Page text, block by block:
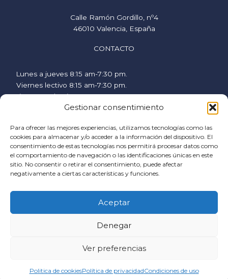
Gestionar consentimiento
Para ofrecer las mejores experiencias, utilizamos tecnologías como las
cookies para almacenar y/o acceder a la información del dispositivo. El
consentimiento de estas tecnologías nos permitirá procesar datos como
el comportamiento de navegación o las identificaciones únicas en este
sitio. No consentir o retirar el consentimiento, puede afectar
negativamente a ciertas características y funciones.
Aceptar
Denegar
Ver preferencias
Politica de cookiesPolítica de privacidadCondiciones de uso
Calle Ramón Gordillo, nº4
46010 Valencia, España
CONTACTO
Lunes a jueves 8:15 am-7:30 pm.
Viernes lectivo 8:15 am-7:30 pm.
Viernes no lectivo 9 am-2:00 pm.
hispanicstudies@uvavalencia.org
SÍGUENOS
F
a
c
b
k
I
n
s
t
a
g
a
m
Y
o
u
u
Política de cookies
Condiciones generales
Política de privacidad